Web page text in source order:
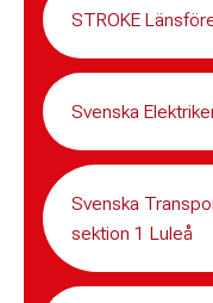
STROKE
Svenska
Svenska
sektion 1 Luleå